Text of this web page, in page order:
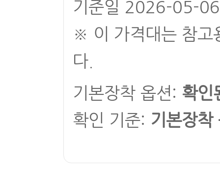
기준일 2026-05-06
※ 이 가격대는 참고
다.
기본장착 옵션: 확인
확인 기준: 기본장착